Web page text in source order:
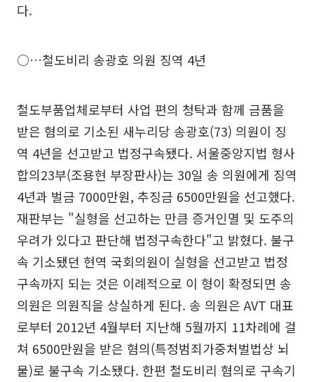
다.
○…철도비리 송광호 의원 징역 4년
철도부품업체로부터 사업 편의 청탁과 함께 금품을
받은 혐의로 기소된 새누리당 송광호(73) 의원이 징
역 4년을 선고받고 법정구속됐다. 서울중앙지법 형사
합의23부(조용현 부장판사)는 30일 송 의원에게 징역
4년과 벌금 7000만원, 추징금 6500만원을 선고했다.
재판부는 "실형을 선고하는 만큼 증거인멸 및 도주의
우려가 있다고 판단해 법정구속한다"고 밝혔다. 불구
속 기소됐던 현역 국회의원이 실형을 선고받고 법정
구속까지 되는 것은 이례적으로 이 형이 확정되면 송
의원은 의원직을 상실하게 된다. 송 의원은 AVT 대표
로부터 2012년 4월부터 지난해 5월까지 11차례에 걸
쳐 6500만원을 받은 혐의(특정범죄가중처벌법상 뇌
물)로 불구속 기소됐다. 한편 철도비리 혐의로 구속기